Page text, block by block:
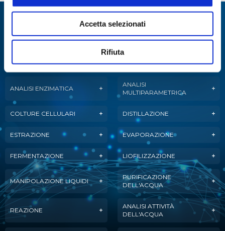
Accetta selezionati
Rifiuta
Specialisti in:
Abbiamo sviluppato soluzioni, tecnologie e
strumenti per diverse applicazioni.
ANALISI ENZIMATICA
ANALISI
MULTIPARAMETRICA
COLTURE CELLULARI DISTILLAZIONE
ESTRAZIONE EVAPORAZIONE
FERMENTAZIONE LIOFILIZZAZIONE
MANIPOLAZIONE LIQUIDI
PURIFICAZIONE
DELL'ACQUA
REAZIONE
ANALISI ATTIVITÀ
DELL'ACQUA